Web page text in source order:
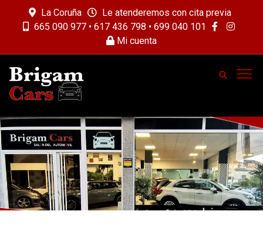
La Coruña
Le atenderemos con cita previa
665 090 977 • 617 436 798 • 699 040 101
Mi cuenta